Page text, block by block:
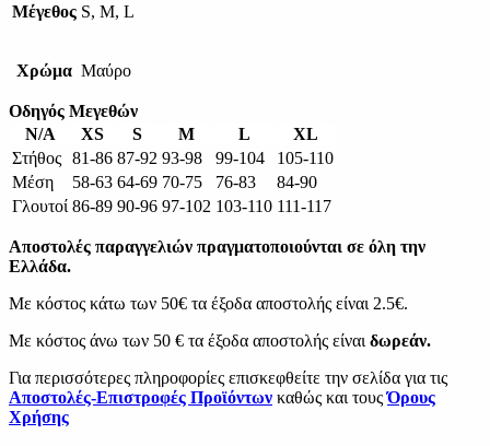
Μέγεθος S, M, L
Χρώμα Μαύρο
Οδηγός Μεγεθών
N/A
XS S M L
XL
Στήθος 81-86 87-92 93-98 99-104
105-110
Μέση
58-63 64-69 70-75 76-83
84-90
Γλουτοί 86-89 90-96 97-102 103-110 111-117
Αποστολές παραγγελιών πραγματοποιούνται σε όλη την
Ελλάδα.
Με κόστος κάτω των 50€ τα έξοδα αποστολής είναι 2.5€.
Με κόστος άνω των 50 € τα έξοδα αποστολής είναι δωρεάν.
Για περισσότερες πληροφορίες επισκεφθείτε την σελίδα για τις
Αποστολές-Επιστροφές Προϊόντων καθώς και τουςΌρους
Χρήσης